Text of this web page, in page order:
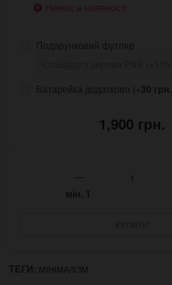
Немає в наявності
Подарунковий футляр
Батарейка додатково (+30 грн.
1,900 грн.
мін. 1
ТЕГИ: МІНІМАЛІЗМ